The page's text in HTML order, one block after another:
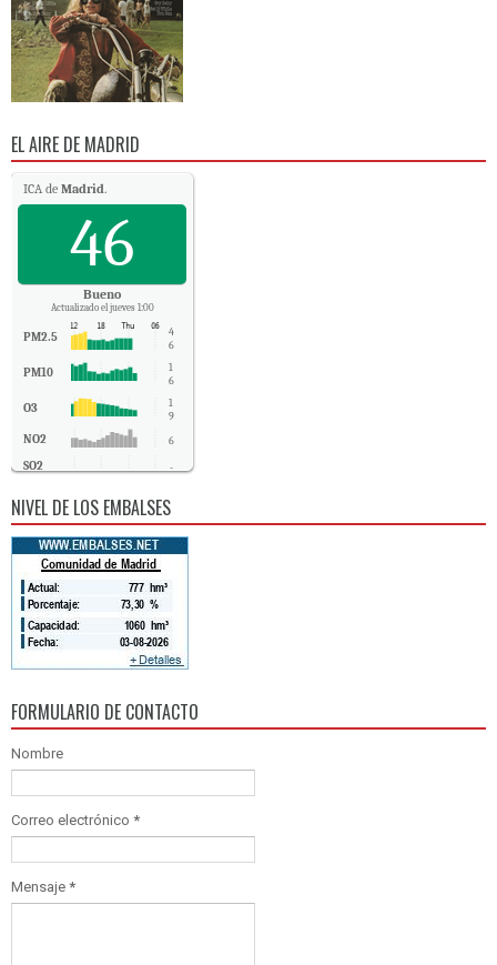
EL AIRE DE MADRID
ICA de Madrid.
46
Bueno
Actualizado el jueves 1:00
PM2.5
4
6
PM10
1
6
O3
1
9
NO2 6
SO2 -
NIVEL DE LOS EMBALSES
FORMULARIO DE CONTACTO
Nombre
Correo electrónico *
Mensaje *